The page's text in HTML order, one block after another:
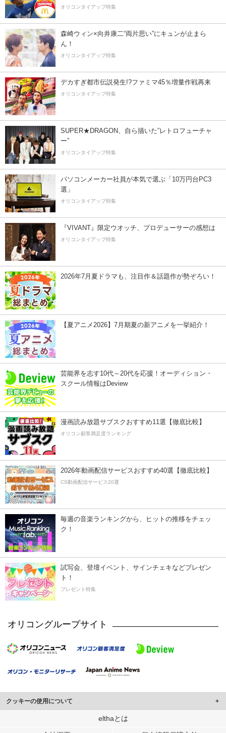
オリコンタイアップ特集
森崎ウィン×向井康二“両片思い”にキュンが止まら
ん！
オリコンタイアップ特集
デカすぎ都市伝説発生!?ファミマ45％増量作戦再来
オリコンタイアップ特集
SUPER★DRAGON、自ら描いた”レトロフューチャ
ー”
オリコンタイアップ特集
パソコンメーカー社員が本気で選ぶ「10万円台PC3
選」
オリコンタイアップ特集
『VIVANT』限定ウオッチ、プロデューサーの感想は
オリコンタイアップ特集
2026年7月夏ドラマも、注目作＆話題作が勢ぞろい！
【夏アニメ2026】7月期夏の新アニメを一挙紹介！
芸能界を志す10代～20代を応援！オーディション・
スクール情報はDeview
漫画読み放題サブスクおすすめ11選【徹底比較】
オリコン顧客満足度ランキング
2026年動画配信サービスおすすめ40選【徹底比較】
CS動画配信サービス20選
毎週の音楽ランキングから、ヒットの推移をチェッ
ク！
試写会、登壇イベント、サインチェキなどプレゼン
ト！
プレゼント特集
オリコングループサイト
クッキーの使用について
このサイトでは Cookie を使用して、ユーザーに合わせたコンテンツや広告の
elthaとは